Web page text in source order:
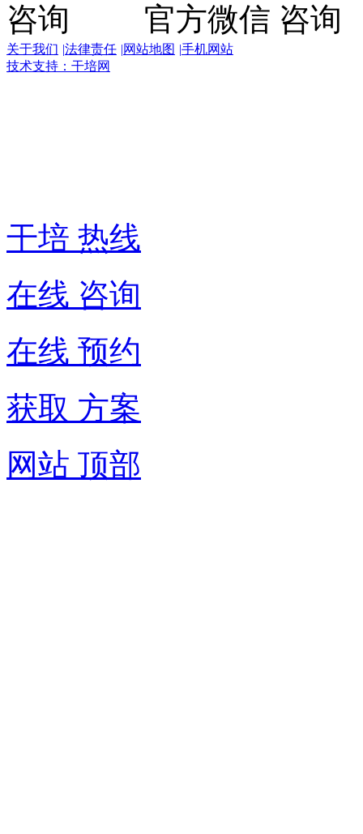
官方微信
关于我们 |法律责任 |网站地图 |手机网站
技术支持：干培网
干培 热线
在线 咨询
在线 预约
获取 方案
网站 顶部